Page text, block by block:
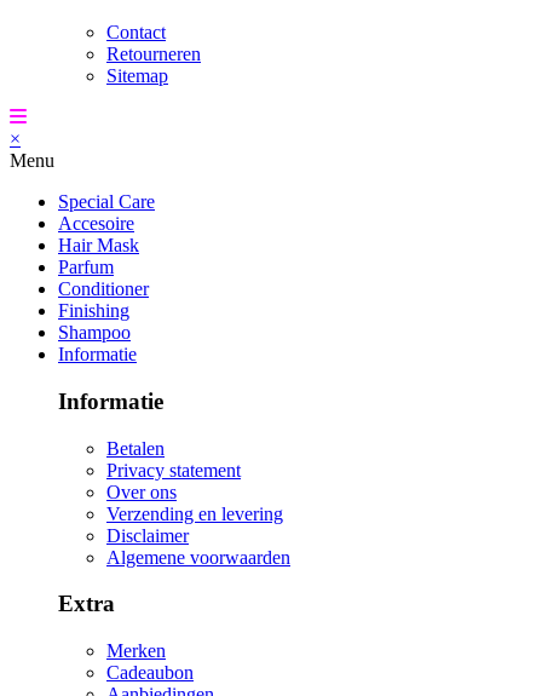
Contact
Retourneren
Sitemap
×
Menu
Special Care
Accesoire
Hair Mask
Parfum
Conditioner
Finishing
Shampoo
Informatie
Informatie
Betalen
Privacy statement
Over ons
Verzending en levering
Disclaimer
Algemene voorwaarden
Extra
Merken
Cadeaubon